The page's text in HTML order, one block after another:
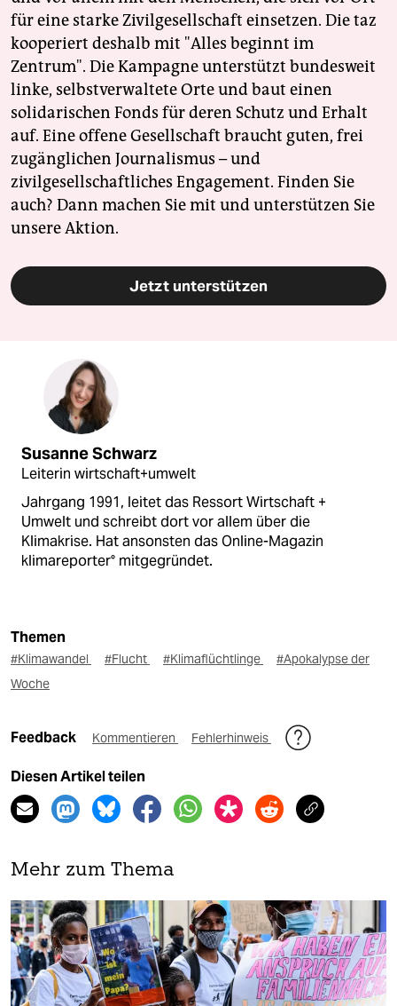
für eine starke Zivilgesellschaft einsetzen. Die taz
kooperiert deshalb mit "Alles beginnt im
Zentrum". Die Kampagne unterstützt bundesweit
linke, selbstverwaltete Orte und baut einen
solidarischen Fonds für deren Schutz und Erhalt
auf. Eine offene Gesellschaft braucht guten, frei
zugänglichen Journalismus – und
zivilgesellschaftliches Engagement. Finden Sie
auch? Dann machen Sie mit und unterstützen Sie
unsere Aktion.
Jetzt unterstützen
Susanne Schwarz
Leiterin wirtschaft+umwelt
Jahrgang 1991, leitet das Ressort Wirtschaft +
Umwelt und schreibt dort vor allem über die
Klimakrise. Hat ansonsten das Online-Magazin
klimareporter° mitgegründet.
Themen
#Klimawandel #Flucht #Klimaflüchtlinge
#Apokalypse der
Woche
Feedback Kommentieren Fehlerhinweis
Diesen Artikel teilen
Mehr zum Thema